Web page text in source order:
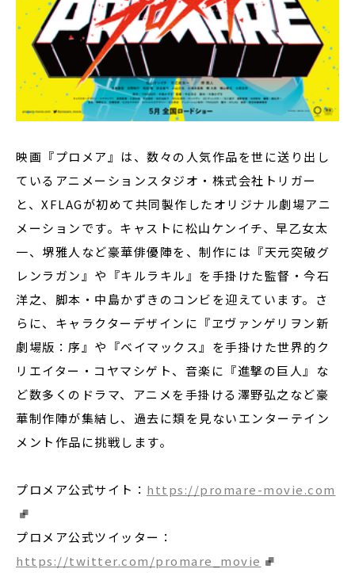
映画『プロメア』は、数々の人気作品を世に送り出し
ているアニメーションスタジオ・株式会社トリガー
と、XFLAGが初めて共同製作したオリジナル劇場アニ
メーションです。キャストに松山ケンイチ、早乙女太
一、堺雅人など豪華俳優陣を、制作には『天元突破グ
レンラガン』や『キルラキル』を手掛けた監督・今石
洋之、脚本・中島かずきのコンビを迎えています。さ
らに、キャラクターデザインに『ヱヴァンゲリヲン新
劇場版：序』や『ベイマックス』を手掛けた世界的ク
リエイター・コヤマシゲト、音楽に『進撃の巨人』な
ど数多くのドラマ、アニメを手掛ける澤野弘之など豪
華制作陣が集結し、過去に類を見ないエンターテイン
メント作品に挑戦します。
プロメア公式サイト： https://promare-movie.com
プロメア公式ツイッター：
https://twitter.com/promare_movie